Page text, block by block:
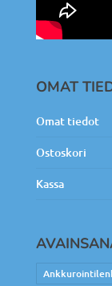
OMAT
Omat tiedot
Ostoskori
Kassa